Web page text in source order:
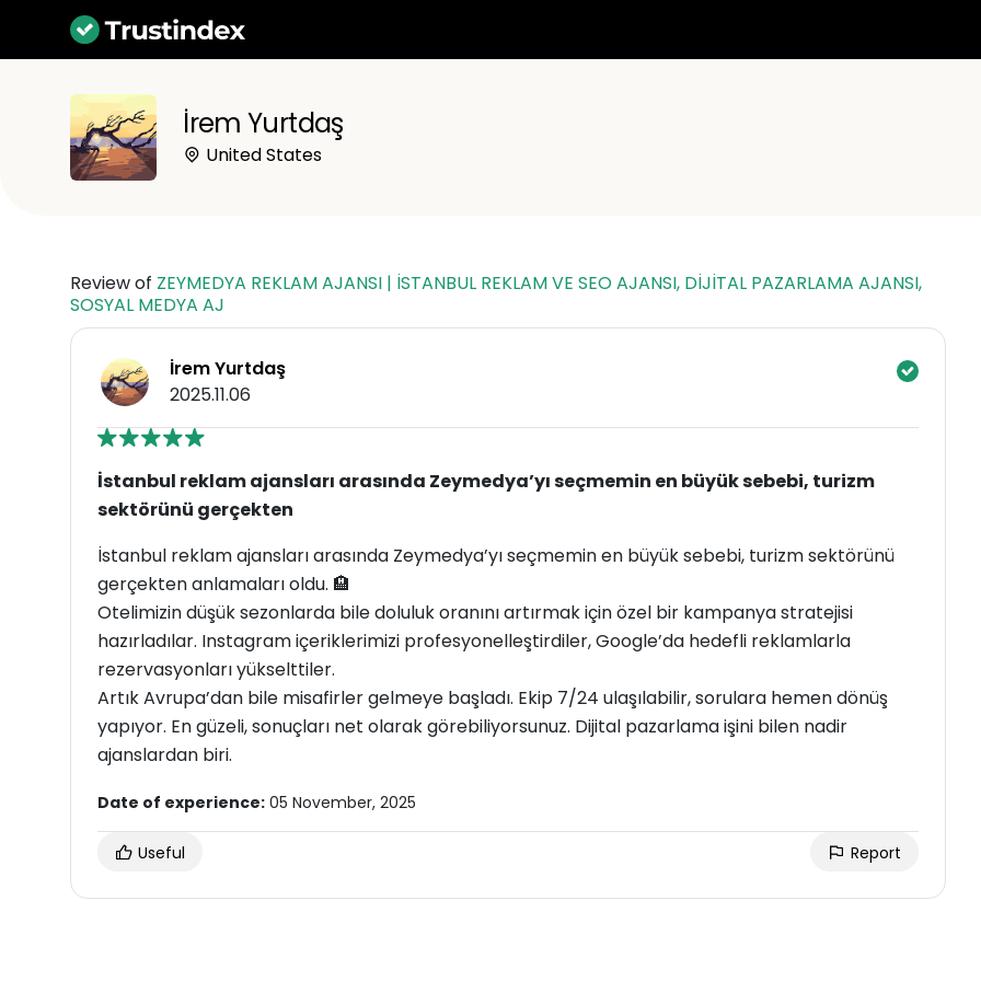
İrem Yurtdaş
United States
Review of ZEYMEDYA REKLAM AJANSI | İSTANBUL REKLAM VE SEO AJANSI, DİJİTAL PAZARLAMA AJANSI,
SOSYAL MEDYA AJ
İrem Yurtdaş
2025.11.06
İstanbul reklam ajansları arasında Zeymedya’yı seçmemin en büyük sebebi, turizm
sektörünü gerçekten
İstanbul reklam ajansları arasında Zeymedya’yı seçmemin en büyük sebebi, turizm sektörünü
gerçekten anlamaları oldu. 🏨
Otelimizin düşük sezonlarda bile doluluk oranını artırmak için özel bir kampanya stratejisi
hazırladılar. Instagram içeriklerimizi profesyonelleştirdiler, Google’da hedefli reklamlarla
rezervasyonları yükselttiler.
Artık Avrupa’dan bile misafirler gelmeye başladı. Ekip 7/24 ulaşılabilir, sorulara hemen dönüş
yapıyor. En güzeli, sonuçları net olarak görebiliyorsunuz. Dijital pazarlama işini bilen nadir
ajanslardan biri.
Date of experience: 05 November, 2025
Useful Report